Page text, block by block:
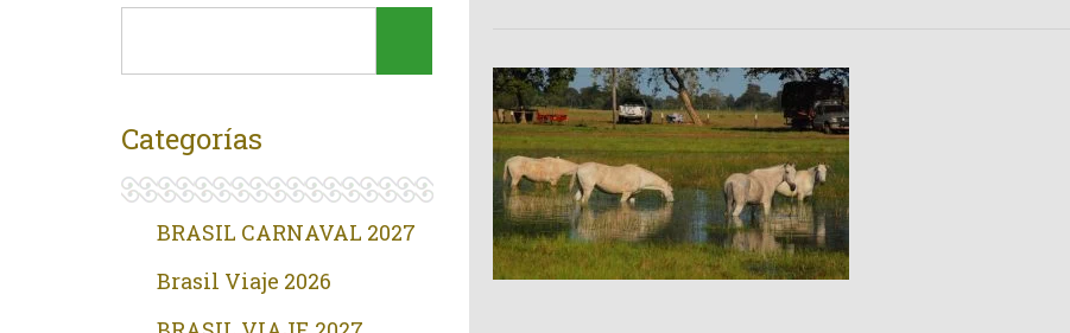
Categorías
BRASIL CARNAVAL 2027
Brasil Viaje 2026